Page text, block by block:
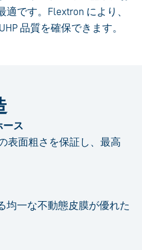
です。Flextron により、
品質を確保できます。
ス
表面粗さを保証し、最高
均一な不動態皮膜が優れた